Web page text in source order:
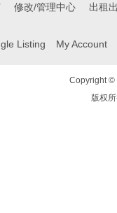
修改/管理中心 出租
Listing My Account
Copyright ©
版权